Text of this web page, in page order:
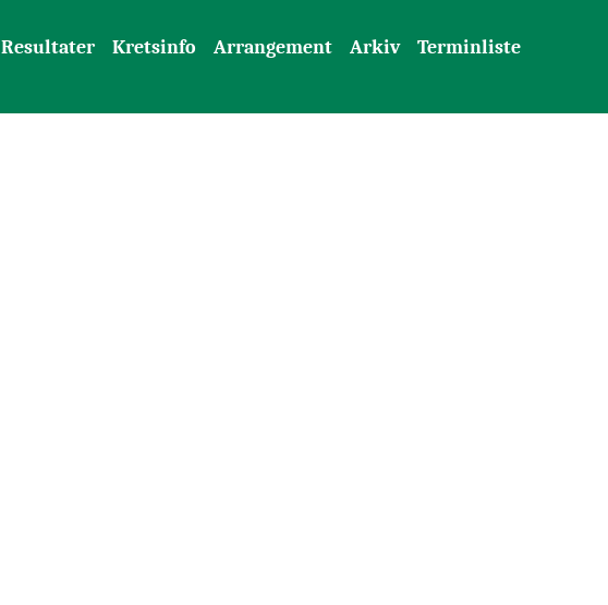
Resultater Kretsinfo Arrangement Arkiv Terminliste